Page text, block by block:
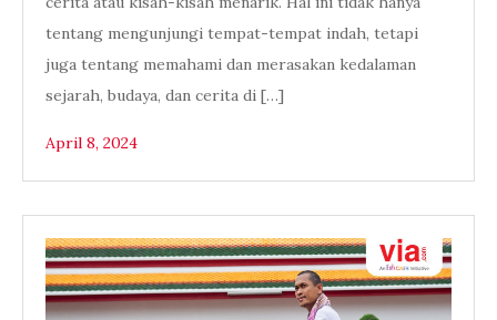
tentang mengunjungi tempat-tempat indah, tetapi
juga tentang memahami dan merasakan kedalaman
sejarah, budaya, dan cerita di […]
April 8, 2024